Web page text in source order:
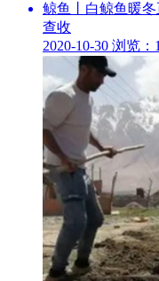
鲸鱼丨白鲸鱼暖
查收
2020-10-30 浏览：